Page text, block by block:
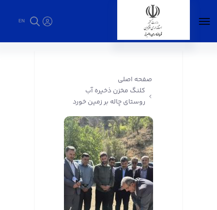
EN
صفحه اصلی
کلنگ مخزن ذخیره آب
روستای چاله بر زمین خورد